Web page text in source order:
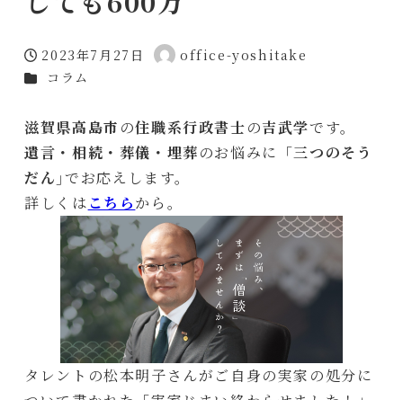
投稿日
2023年7月27日
著
office-yoshitake
カテゴリー
コラム
滋賀県高島市 の住職系行政書士の吉武学です。
遺言・相続・葬儀・埋葬のお悩みに「三つのそう
だん ｣でお応えします。
詳しくは こちらから。
タレントの松本明子さんがご自身の実家の処分に